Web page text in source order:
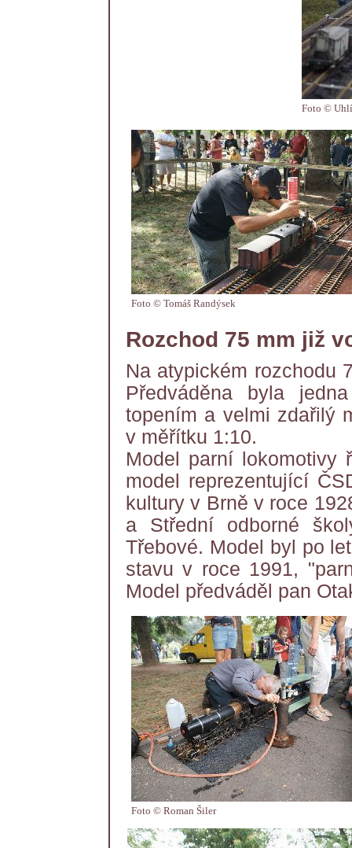
Foto ©
Foto © Tomáš Randýsek
Rozchod 75 mm již
Na atypickém rozchodu
Předváděna byla
topením a velmi zdařilý
v měřítku 1:10.
Model parní
model reprezentující
kultury v Brně v roce
a Střední odborné
Třebové. Model byl po
stavu v roce 1991,
Model předváděl pan
Foto © Roman Šiler